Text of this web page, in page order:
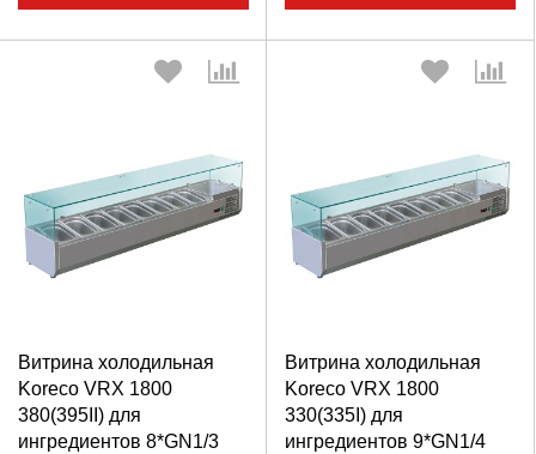
Витрина холодильная
Koreco VRX 1800
380(395II) для
ингредиентов 8*GN1/3
Выберите количество:
Продолжить Отмена
Витрина холодильная
Koreco VRX 1800
330(335I) для
ингредиентов 9*GN1/4
Выберите количество:
Продолжить Отмена